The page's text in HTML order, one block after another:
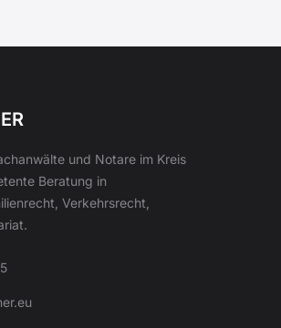
und Notare im Kreis
Beratung in
Verkehrsrecht,